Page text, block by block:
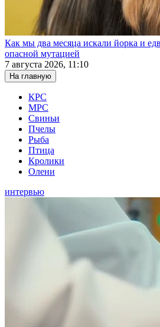
Как мы два месяца искали йорка и
опасной мутацией
7 августа 2026, 11:10
На главную
КРС
МРС
Свиньи
Пчелы
Рыба
Птица
Кролики
Олени
интервью